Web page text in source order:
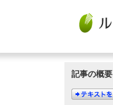
記事の概要